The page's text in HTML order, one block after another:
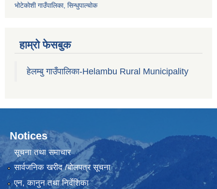
भोटेकोशी गाउँपालिका, सिन्धुपाल्चोक
हाम्रो फेसबुक
हेलम्बु गाउँपालिका-Helambu Rural Municipality
Notices
सूचना तथा समाचार
सार्वजनिक खरीद /बोलपत्र सूचना
एन, कानुन तथा निर्देशिका